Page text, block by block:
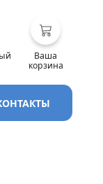
Ваша
корзина